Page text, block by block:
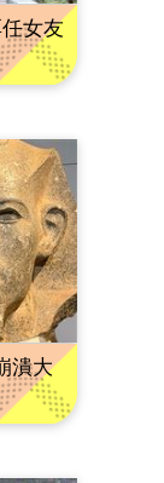
女友
潰大